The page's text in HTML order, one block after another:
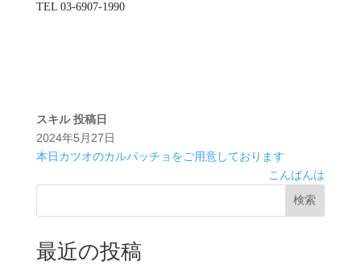
TEL 03-6907-1990
スキル 投稿日
2024年5月27日
本日カツオのカルパッチョをご用意しております
こんばんは
検索
最近の投稿